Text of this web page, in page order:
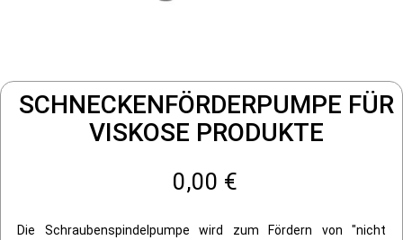
SCHNECKENFÖRDERPUMPE FÜR
VISKOSE PRODUKTE
0,00 €
Die Schraubenspindelpumpe wird zum Fördern von "nicht